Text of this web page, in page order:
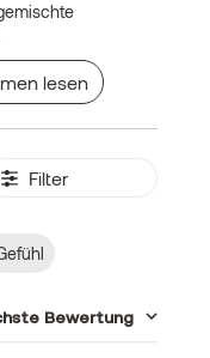
lesen
Filter
Bewertung